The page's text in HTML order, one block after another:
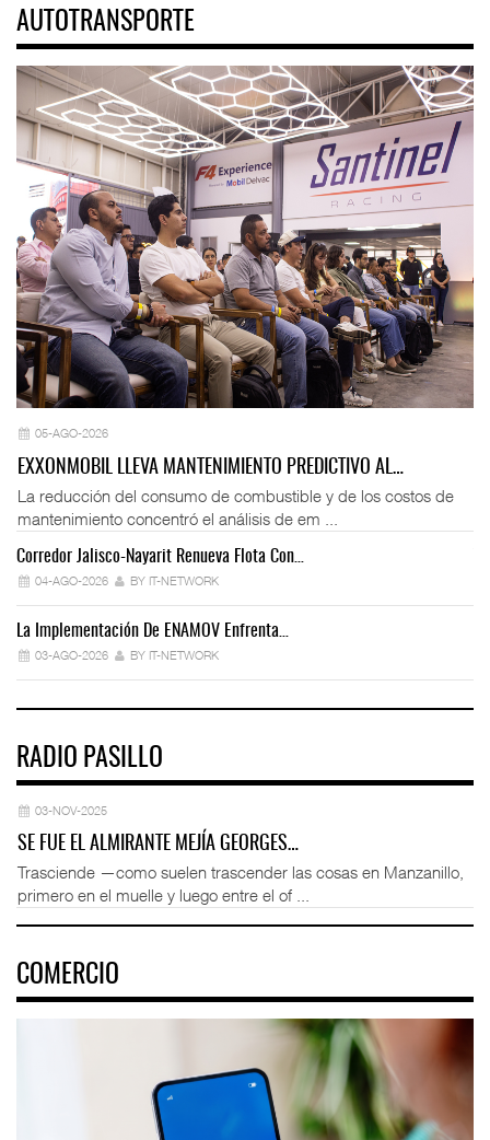
AUTOTRANSPORTE
05-AGO-2026
EXXONMOBIL LLEVA MANTENIMIENTO PREDICTIVO AL…
La reducción del consumo de combustible y de los costos de
mantenimiento concentró el análisis de em ...
Corredor Jalisco-Nayarit Renueva Flota Con…
04-AGO-2026 BY IT-NETWORK
La Implementación De ENAMOV Enfrenta…
03-AGO-2026 BY IT-NETWORK
RADIO PASILLO
03-NOV-2025
SE FUE EL ALMIRANTE MEJÍA GEORGES…
Trasciende —como suelen trascender las cosas en Manzanillo,
primero en el muelle y luego entre el of ...
COMERCIO